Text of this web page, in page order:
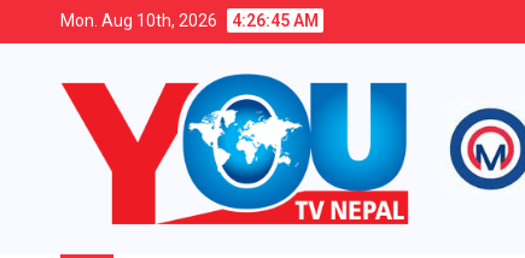
Mon. Aug 10th, 2026 4:26:46 AM